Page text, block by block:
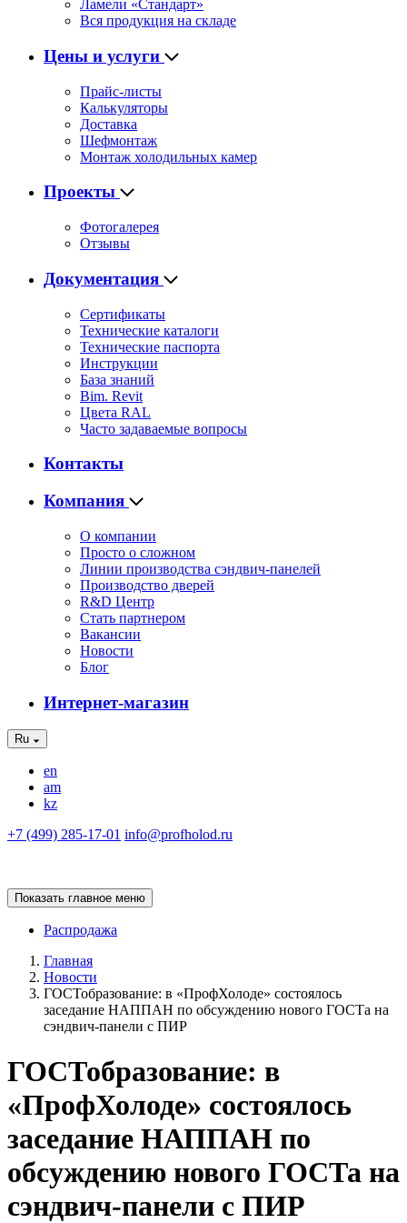
Ламели «Стандарт»
Вся продукция на складе
Цены и услуги
Прайс-листы
Калькуляторы
Доставка
Шефмонтаж
Монтаж холодильных камер
Проекты
Фотогалерея
Отзывы
Документация
Сертификаты
Технические каталоги
Технические паспорта
Инструкции
База знаний
Bim. Revit
Цвета RAL
Часто задаваемые вопросы
Контакты
Компания
О компании
Просто о сложном
Линии производства сэндвич-панелей
Производство дверей
R&D Центр
Стать партнером
Вакансии
Новости
Блог
Интернет-магазин
Ru
en
am
kz
+7 (499) 285-17-01 info@profholod.ru
Показать главное меню
Распродажа
Главная
Новости
ГОСТобразование: в «ПрофХолоде» состоялось
заседание НАППАН по обсуждению нового ГОСТа на
сэндвич-панели с ПИР
ГОСТобразование: в
«ПрофХолоде» состоялось
заседание НАППАН по
обсуждению нового ГОСТа на
сэндвич-панели с ПИР